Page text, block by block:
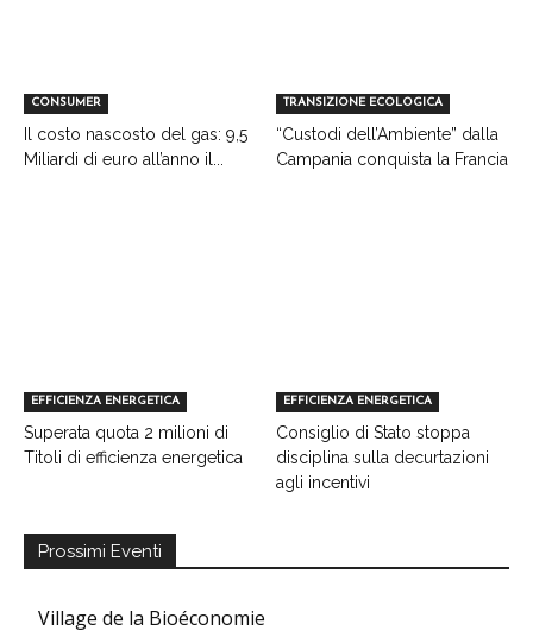
CONSUMER
Il costo nascosto del gas: 9,5
Miliardi di euro all’anno il...
TRANSIZIONE ECOLOGICA
“Custodi dell’Ambiente” dalla
Campania conquista la Francia
EFFICIENZA ENERGETICA
Superata quota 2 milioni di
Titoli di efficienza energetica
EFFICIENZA ENERGETICA
Consiglio di Stato stoppa
disciplina sulla decurtazioni
agli incentivi
Prossimi Eventi
Village de la Bioéconomie